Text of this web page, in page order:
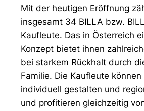
Mit der heutigen Eröffnung
insgesamt 34 BILLA bzw.
Kaufleute. Das in Österreich
Konzept bietet ihnen
bei starkem Rückhalt durch
Familie. Die Kaufleute
individuell gestalten und
und profitieren gleichzeitig